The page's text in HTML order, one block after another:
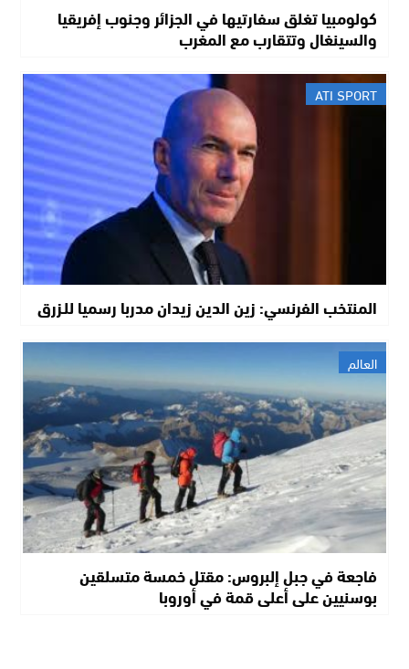
كولومبيا تغلق سفارتيها في الجزائر وجنوب إفريقيا
والسينغال وتتقارب مع المغرب
ATI SPORT
المنتخب الفرنسي: زين الدين زيدان مدربا رسميا للـزرق
العالم
فاجعة في جبل إلبروس: مقتل خمسة متسلقين
بوسنيين على أعلى قمة في أوروبا